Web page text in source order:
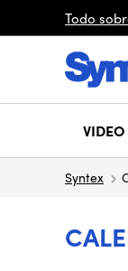
Todo
VIDEO
Syntex